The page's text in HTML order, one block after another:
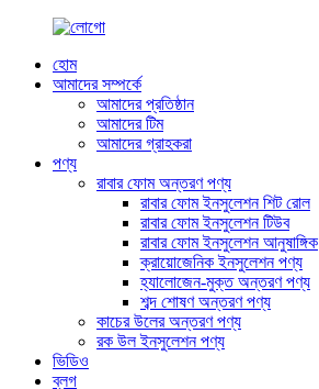
হোম
আমাদের সম্পর্কে
আমাদের প্রতিষ্ঠান
আমাদের টিম
আমাদের গ্রাহকরা
পণ্য
রাবার ফোম অন্তরণ পণ্য
রাবার ফোম ইনসুলেশন শিট রোল
রাবার ফোম ইনসুলেশন টিউব
রাবার ফোম ইনসুলেশন আনুষাঙ্গিক
ক্রায়োজেনিক ইনসুলেশন পণ্য
হ্যালোজেন-মুক্ত অন্তরণ পণ্য
শব্দ শোষণ অন্তরণ পণ্য
কাচের উলের অন্তরণ পণ্য
রক উল ইনসুলেশন পণ্য
ভিডিও
ব্লগ